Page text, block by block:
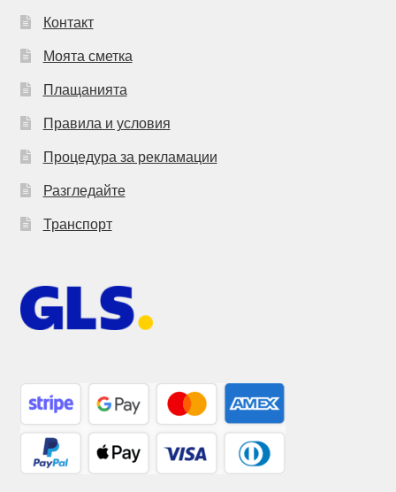
Контакт
Моята сметка
Плащанията
Правила и условия
Процедура за рекламации
Разгледайте
Транспорт